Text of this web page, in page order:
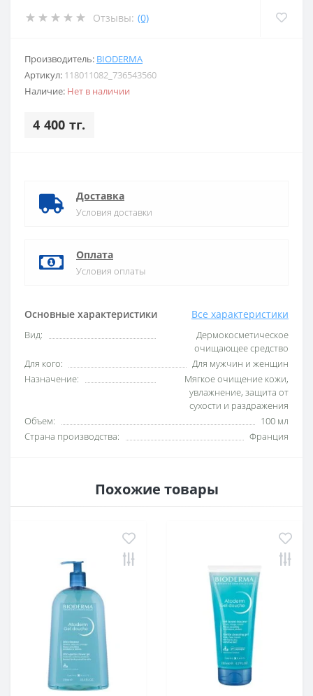
Отзывы: (0)
Производитель: BIODERMA
Артикул: 118011082_736543560
Наличие: Нет в наличии
4 400 тг.
Основные характеристики Все характеристики
Вид:
Дермокосметическое
очищающее средство
Для кого:
Для мужчин и женщин
Назначение:
Мягкое очищение кожи,
увлажнение, защита от
сухости и раздражения
Объем:
100 мл
Страна производства:
Франция
Доставка
Условия доставки
Оплата
Условия оплаты
Похожие товары